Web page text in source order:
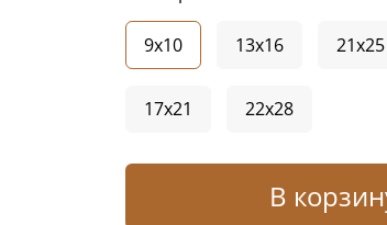
В
9x10 13x16 21x25
17x21 22x28